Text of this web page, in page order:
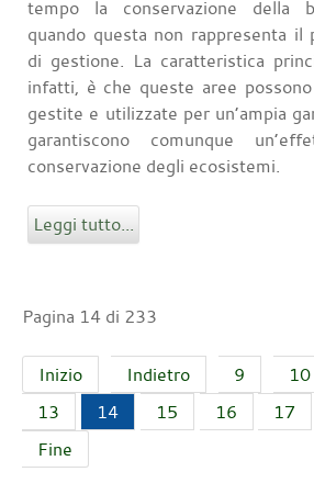
tempo la conservazione della
quando questa non rappresenta il
di gestione. La caratteristica
infatti, è che queste aree
gestite e utilizzate per un’ampia
garantiscono comunque
conservazione degli ecosistemi.
Leggi tutto...
Pagina 14 di 233
Inizio Indietro 9 10
13
14 15 16 17
Fine